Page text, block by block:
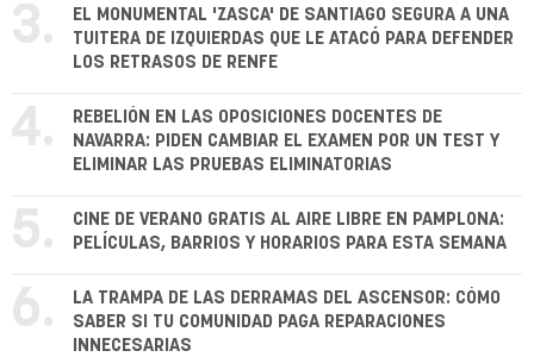
3.
EL MONUMENTAL 'ZASCA' DE SANTIAGO SEGURA A UNA
TUITERA DE IZQUIERDAS QUE LE ATACÓ PARA DEFENDER
LOS RETRASOS DE RENFE
4.
REBELIÓN EN LAS OPOSICIONES DOCENTES DE
NAVARRA: PIDEN CAMBIAR EL EXAMEN POR UN TEST Y
ELIMINAR LAS PRUEBAS ELIMINATORIAS
5.
CINE DE VERANO GRATIS AL AIRE LIBRE EN PAMPLONA:
PELÍCULAS, BARRIOS Y HORARIOS PARA ESTA SEMANA
6.
LA TRAMPA DE LAS DERRAMAS DEL ASCENSOR: CÓMO
SABER SI TU COMUNIDAD PAGA REPARACIONES
INNECESARIAS